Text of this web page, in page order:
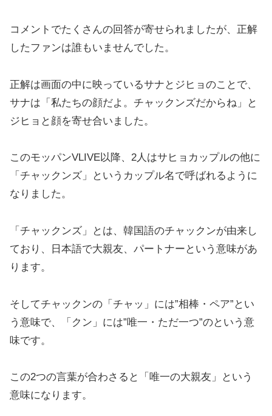
コメントでたくさんの回答が寄せられましたが、正解
したファンは誰もいませんでした。
正解は画面の中に映っているサナとジヒョのことで、
サナは「私たちの顔だよ。チャックンズだからね」と
ジヒョと顔を寄せ合いました。
このモッパンVLIVE以降、2人はサヒョカップルの他に
「チャックンズ」というカップル名で呼ばれるように
なりました。
「チャックンズ」とは、韓国語のチャックンが由来し
ており、日本語で大親友、パートナーという意味があ
ります。
そしてチャックンの「チャッ」には”相棒・ペア”とい
う意味で、「クン」には”唯一・ただ一つ”のという意
味です。
この2つの言葉が合わさると「唯一の大親友」という
意味になります。